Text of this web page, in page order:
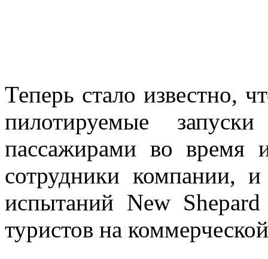
Теперь стало известно,
пилотируемые
пассажирами во время
сотрудники компании,
испытаний New
туристов на